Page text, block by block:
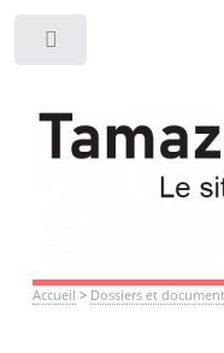
Accueil > Dossiers et